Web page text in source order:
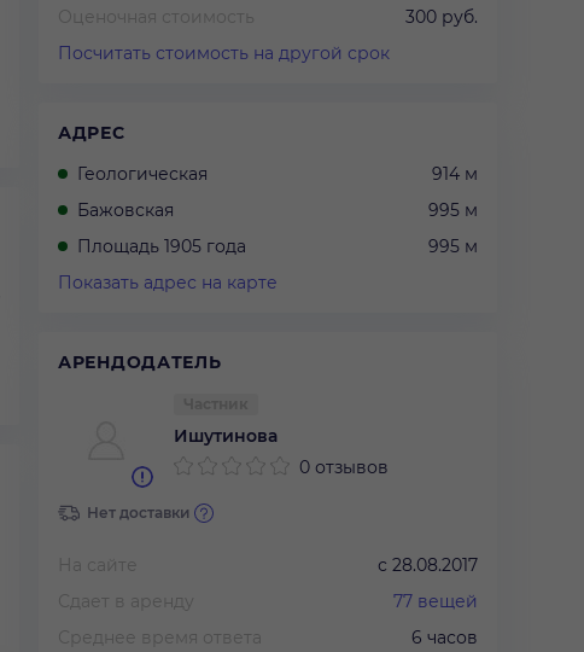
Оценочная стоимость
300 руб.
Посчитать стоимость на другой срок
АДРЕС
Геологическая
914 м
Бажовская
995 м
Площадь 1905 года
995 м
Показать адрес на карте
АРЕНДОДАТЕЛЬ
Ишутинова
0 отзывов
Нет доставки
На сайте с 28.08.2017
Сдает в аренду
77 вещей
Среднее время ответа
6 часов